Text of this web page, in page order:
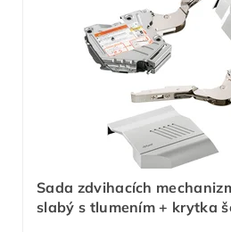
Sada zdvihacích
slabý s tlumením + krytka